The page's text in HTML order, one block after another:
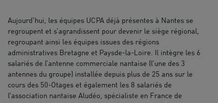
Aujourd’hui, les équipes UCPA déjà présentes à Nantes se
regroupent et s’agrandissent pour devenir le siège régional,
regroupant ainsi les équipes issues des régions
administratives Bretagne et Paysde-la-Loire. Il intègre les 6
salariés de l’antenne commerciale nantaise (l’une des 3
antennes du groupe) installée depuis plus de 25 ans sur le
cours des 50-Otages et également les 8 salariés de
l’association nantaise Aludéo, spécialiste en France de